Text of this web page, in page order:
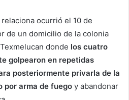
ocurrió el 10 de
de un domicilio de la colonia
donde los cuatro
golpearon en repetidas
posteriormente privarla de la
por arma de fuego y abandonar